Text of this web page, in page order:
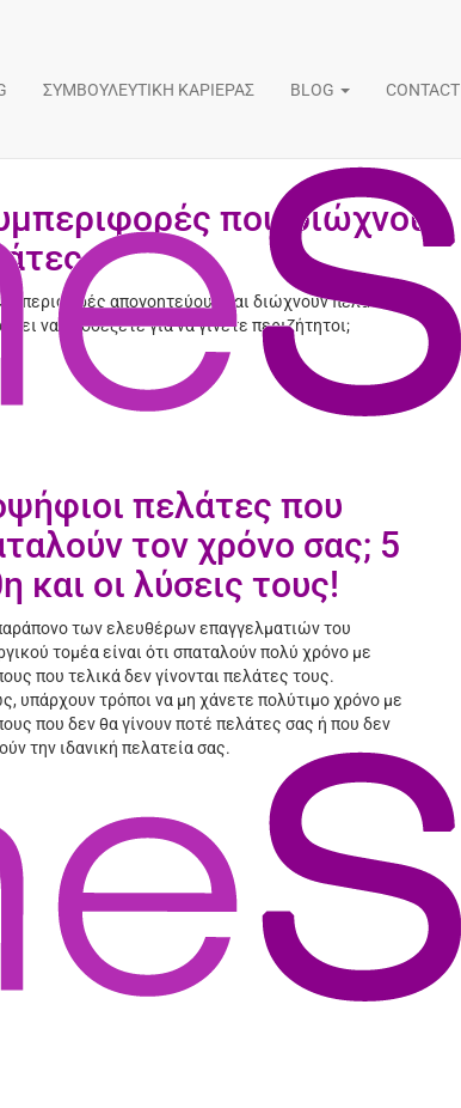
ΣΥΜΒΟΥΛΕΥΤΙΚΗ ΚΑΡΙΕΡΑΣ BLOG CONTACT
διαχείριση πελατών
που διώχνουν
απογοητεύουν και διώχνουν πελάτες;
να προσέξετε για να γίνετε περιζήτητοι;
πελάτες που
τον χρόνο σας; 5
και οι λύσεις τους!
των ελευθέρων επαγγελματιών του
τομέα είναι ότι σπαταλούν πολύ χρόνο με
που τελικά δεν γίνονται πελάτες τους.
υπάρχουν τρόποι να μη χάνετε πολύτιμο χρόνο με
που δεν θα γίνουν ποτέ πελάτες σας ή που δεν
την ιδανική πελατεία σας.